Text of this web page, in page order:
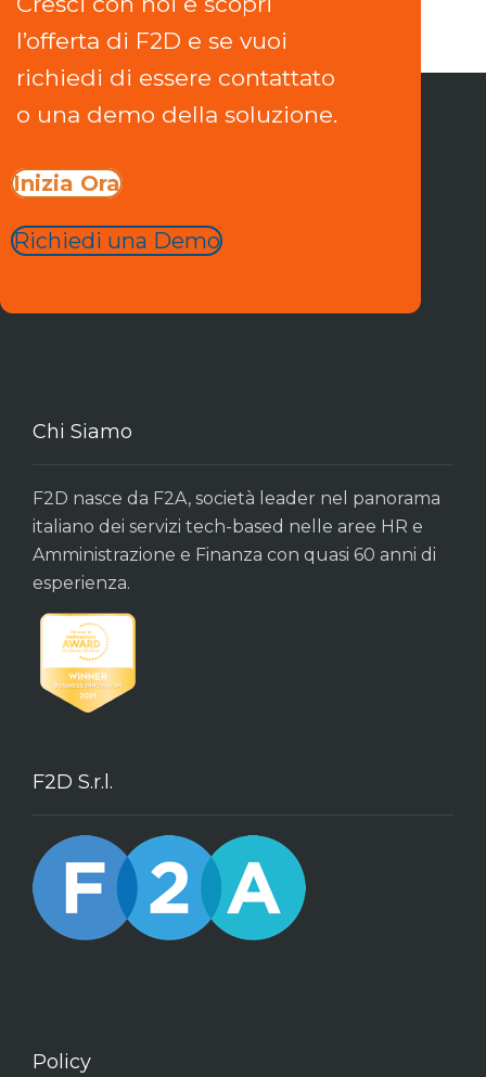
l’offerta di F2D e se vuoi
richiedi di essere contattato
o una demo della soluzione.
Inizia Ora
Richiedi una Demo
Chi Siamo
F2D nasce da F2A, società leader nel panorama
italiano dei servizi tech-based nelle aree HR e
Amministrazione e Finanza con quasi 60 anni di
esperienza.
F2D S.r.l.
Policy